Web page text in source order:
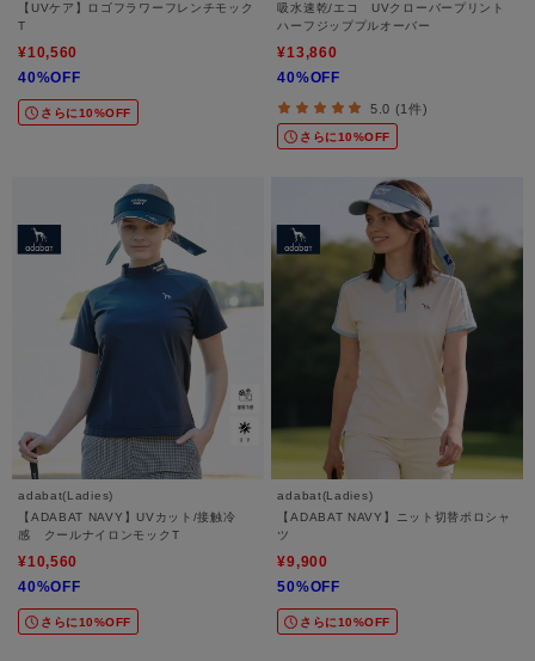
【UVケア】ロゴフラワーフレンチモック
T
¥10,560
40%OFF
さらに10%OFF
吸水速乾/エコ UVクローバープリント
ハーフジッププルオーバー
¥13,860
40%OFF
5.0 (1件)
さらに10%OFF
adabat(Ladies)
【ADABAT NAVY】UVカット/接触冷
感 クールナイロンモックT
¥10,560
40%OFF
さらに10%OFF
adabat(Ladies)
【ADABAT NAVY】ニット切替ポロシャ
ツ
¥9,900
50%OFF
さらに10%OFF